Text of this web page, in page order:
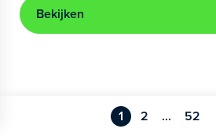
Bekijken
1 2 ... 52